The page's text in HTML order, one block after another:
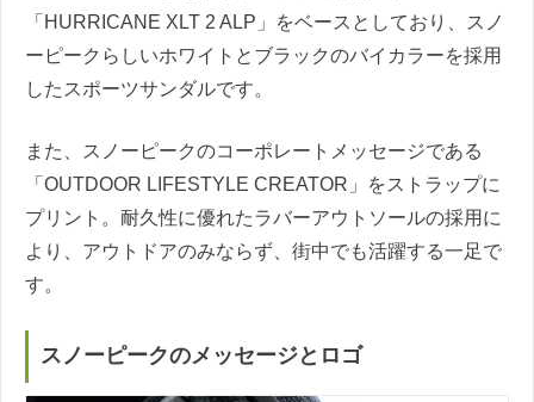
「HURRICANE XLT 2 ALP」をベースとしており、スノ
ーピークらしいホワイトとブラックのバイカラーを採用
したスポーツサンダルです。
また、スノーピークのコーポレートメッセージである
「OUTDOOR LIFESTYLE CREATOR」をストラップに
プリント。耐久性に優れたラバーアウトソールの採用に
より、アウトドアのみならず、街中でも活躍する一足で
す。
スノーピークのメッセージとロゴ